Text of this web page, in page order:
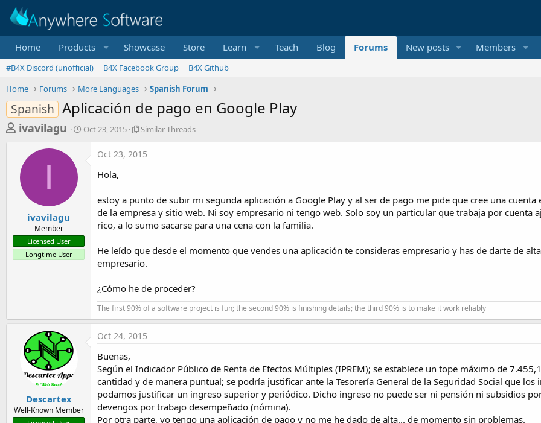
Home Products Showcase Store Learn Teach Blog Forums New posts Members
#B4X Discord (unofficial) B4X Facebook Group
B4X Github
Home
Forums More Languages Spanish Forum
Spanish Aplicación de pago en Google Play
T
e
a
t
a
r
ivavilagu
S
Oct 23, 2015
S
i
T
h
r
d
s
Similar Threads
I
ivavilagu
Member
Licensed User
Longtime User
Oct 23, 2015
Hola,
estoy a punto de subir mi segunda aplicación a Google Play y al ser de pago me pide que cree una
de la empresa y sitio web. Ni soy empresario ni tengo web. Solo soy un particular que trabaja por cuenta
rico, a lo sumo sacarse para una cena con la familia.
He leído que desde el momento que vendes una aplicación te consideras empresario y has de darte de
empresario.
¿Cómo he de proceder?
The first 90% of a software project is fun; the second 90% is finishing details; the third 90% is to make it work reliably
Descartex
Well-Known Member
Oct 24, 2015
Buenas,
Según el Indicador Público de Renta de Efectos Múltiples (IPREM); se establece un tope máximo de
cantidad y de manera puntual; se podría justificar ante la Tesorería General de la Seguridad Social que
podamos justificar un ingreso superior y periódico. Dicho ingreso no puede ser ni pensión ni subsidios
devengos por trabajo desempeñado (nómina).
Por otra parte, yo tengo una aplicación de pago y no me he dado de alta... de momento sin problemas.